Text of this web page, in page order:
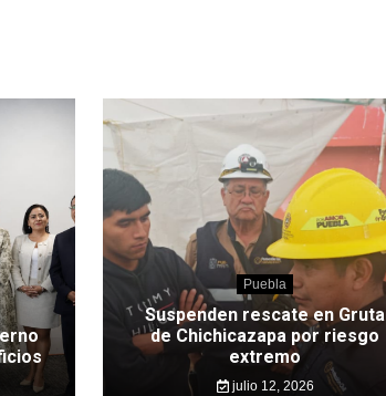
Puebla
Suspenden rescate en Gruta
de Chichicazapa por riesgo
extremo
julio 12, 2026